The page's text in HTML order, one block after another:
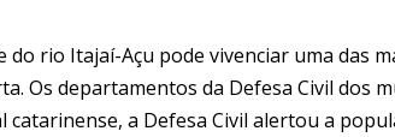
do rio Itajaí-Açu pode vivenciar uma das
Os departamentos da Defesa Civil dos
catarinense, a Defesa Civil alertou a